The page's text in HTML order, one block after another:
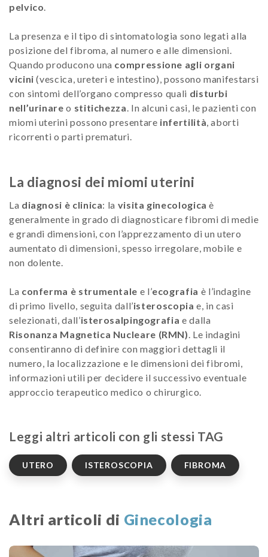
pelvico.
La presenza e il tipo di sintomatologia sono legati alla
posizione del fibroma, al numero e alle dimensioni.
Quando producono una compressione agli organi
vicini (vescica, ureteri e intestino), possono manifestarsi
con sintomi dell’organo compresso quali disturbi
nell’urinare o stitichezza. In alcuni casi, le pazienti con
miomi uterini possono presentare infertilità, aborti
ricorrenti o parti prematuri.
La diagnosi dei miomi uterini
La diagnosi è clinica: la visita ginecologica è
generalmente in grado di diagnosticare fibromi di medie
e grandi dimensioni, con l’apprezzamento di un utero
aumentato di dimensioni, spesso irregolare, mobile e
non dolente.
La conferma è strumentale e l’ecografia è l’indagine
di primo livello, seguita dall’isteroscopia e, in casi
selezionati, dall’isterosalpingografia e dalla
Risonanza Magnetica Nucleare (RMN). Le indagini
consentiranno di definire con maggiori dettagli il
numero, la localizzazione e le dimensioni dei fibromi,
informazioni utili per decidere il successivo eventuale
approccio terapeutico medico o chirurgico.
Leggi altri articoli con gli stessi TAG
UTERO ISTEROSCOPIA FIBROMA
Altri articoli di Ginecologia